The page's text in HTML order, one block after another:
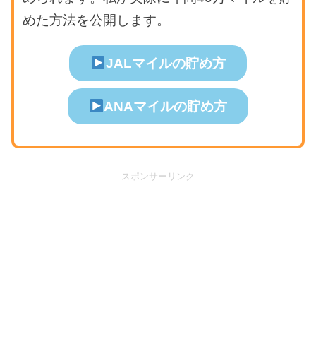
めた方法を公開します。
JALマイルの貯め方
ANAマイルの貯め方
スポンサーリンク